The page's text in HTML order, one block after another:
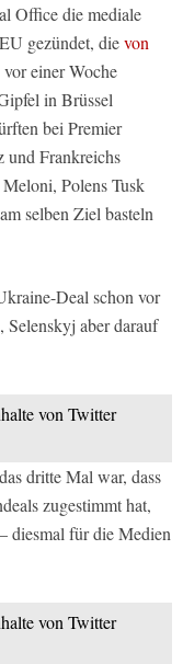
Office die mediale
gezündet, dievon
vor einer Woche
in Brüssel
bei Premier
und Frankreichs
Polens Tusk
selben Ziel basteln
Deal schon vor
Selenskyj aber darauf
von Twitter
dritte Mal war, dass
zugestimmt hat,
diesmal für die Medien
von Twitter